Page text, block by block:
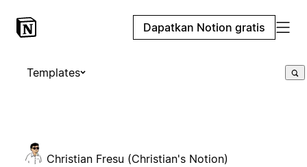
Dapatkan Notion gratis
Templates
Christian Fresu (Christian's Notion)